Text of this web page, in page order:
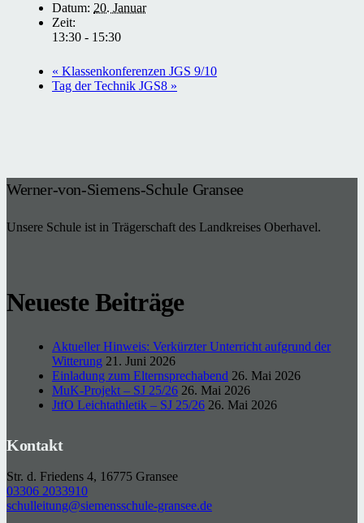
Datum: 20. Januar
Zeit:
13:30 - 15:30
« Klassenkonferenzen JGS 9/10
Tag der Technik JGS8 »
Werner-von-Siemens-Schule Gransee
Unsere Schule ist in Trägerschaft des Landkreises Oberhavel.
Neueste Beiträge
Aktueller Hinweis: Verkürzter Unterricht aufgrund der
Witterung 21. Juni 2026
Einladung zum Elternsprechabend 26. Mai 2026
MuK-Projekt – SJ 25/26 26. Mai 2026
JtfO Leichtathletik – SJ 25/26 26. Mai 2026
Kontakt
Str. d. Friedens 4, 16775 Gransee
03306 2033910
schulleitung@siemensschule-gransee.de